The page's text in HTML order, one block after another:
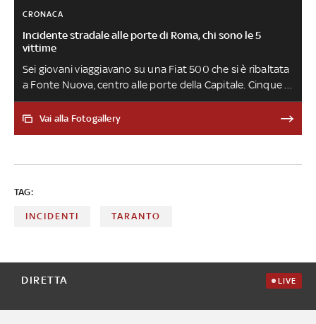
CRONACA
Incidente stradale alle porte di Roma, chi sono le 5
vittime
Sei giovani viaggiavano su una Fiat 500 che si è ribaltata
a Fonte Nuova, centro alle porte della Capitale. Cinque di
loro hanno perso la vita, il sesto passeggero è ricoverato
in gravi condizioni. Tutti avevano tra i 17 e i 21 anni di età
Vai alla Fotogallery
TAG:
INCIDENTI TARANTO
DIRETTA LIVE